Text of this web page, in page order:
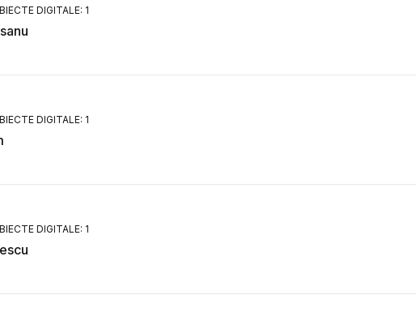
DIGITALE: 1
DIGITALE: 1
DIGITALE: 1